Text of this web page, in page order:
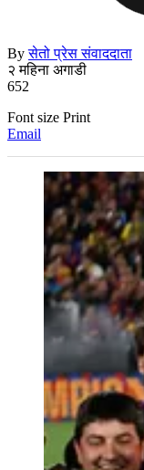
Byसेतो प्रेस संवाददाता
२ महिना अगाडी
652
Font size Print
Email